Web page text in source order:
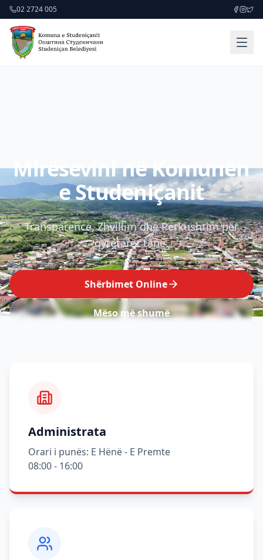
02 2724 005
Mirësevini në Komunën
e Studeniçanit
Transparencë, Zhvillim dhe Përkushtim për
qytetarët tanë.
Shërbimet Online
Mëso më shumë
Administrata
Orari i punës: E Hënë - E Premte
08:00 - 16:00